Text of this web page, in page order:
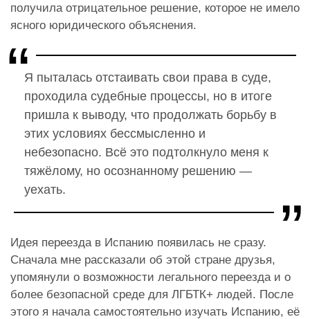
получила отрицательное решение, которое не имело
ясного юридического объяснения.
Я пыталась отстаивать свои права в суде,
проходила судебные процессы, но в итоге
пришла к выводу, что продолжать борьбу в
этих условиях бессмысленно и
небезопасно. Всё это подтолкнуло меня к
тяжёлому, но осознанному решению —
уехать.
Идея переезда в Испанию появилась не сразу.
Сначала мне рассказали об этой стране друзья,
упомянули о возможности легального переезда и о
более безопасной среде для ЛГБТК+ людей. После
этого я начала самостоятельно изучать Испанию, её